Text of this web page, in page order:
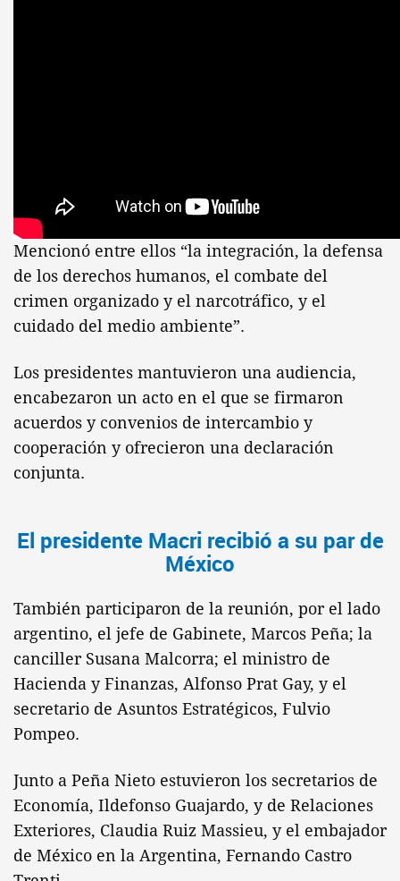
Mencionó entre ellos “la integración, la defensa
de los derechos humanos, el combate del
crimen organizado y el narcotráfico, y el
cuidado del medio ambiente”.
Los presidentes mantuvieron una audiencia,
encabezaron un acto en el que se firmaron
acuerdos y convenios de intercambio y
cooperación y ofrecieron una declaración
conjunta.
El presidente Macri recibió a su par de
México
También participaron de la reunión, por el lado
argentino, el jefe de Gabinete, Marcos Peña; la
canciller Susana Malcorra; el ministro de
Hacienda y Finanzas, Alfonso Prat Gay, y el
secretario de Asuntos Estratégicos, Fulvio
Pompeo.
Junto a Peña Nieto estuvieron los secretarios de
Economía, Ildefonso Guajardo, y de Relaciones
Exteriores, Claudia Ruiz Massieu, y el embajador
de México en la Argentina, Fernando Castro